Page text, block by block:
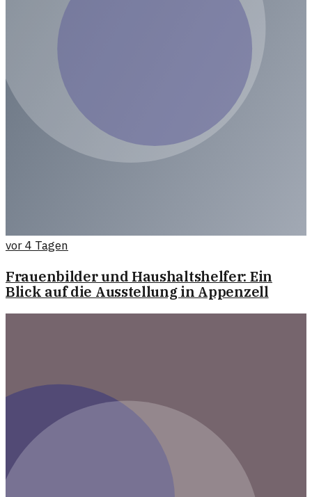
vor 4 Tagen
Frauenbilder und Haushaltshelfer: Ein
Blick auf die Ausstellung in Appenzell